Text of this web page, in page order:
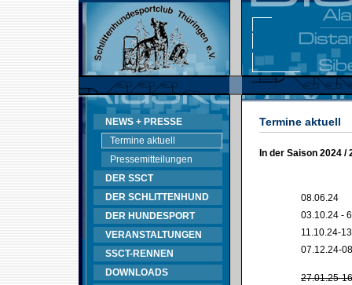
NEWS + PRESSE
Termine aktuell
Pressemitteilungen
DER SSCT
DER SCHLITTENHUND
DER HUNDESPORT
VERANSTALTUNGEN
SSCT-RENNEN
DOWNLOADS
Termine aktuell
In der Saison 2024
08.06.24
03.10.24 -
11.10.24-
07.12.24-
27.01.25-